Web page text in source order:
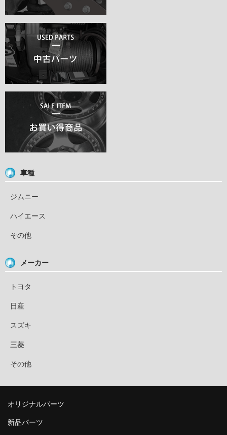
車種
ジムニー
ハイエース
その他
メーカー
トヨタ
日産
スズキ
三菱
その他
オリジナルパーツ
新品パーツ